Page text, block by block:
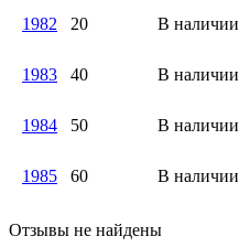
1982
20 В наличии
1983 40 В наличии
1984 50 В наличии
1985 60 В наличии
Отзывы не найдены